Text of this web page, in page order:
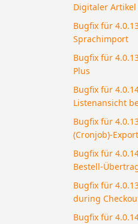
Digitaler Artikel
Bugfix für
Sprachimport
Bugfix für
Plus
Bugfix für
Listenansicht
Bugfix für
(Cronjob)-Export
Bugfix für
Bestell-
Bugfix für
during
Bugfix für